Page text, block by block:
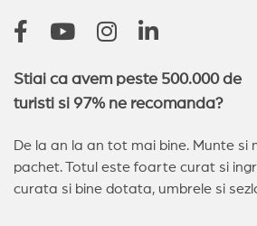
Stiai ca avem peste 500.000 de
turisti si 97% ne recomanda?
De la an la an tot mai bine. Munte si
pachet. Totul este foarte curat si
curata si bine dotata, umbrele si